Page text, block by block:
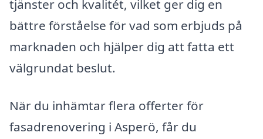
tjänster och kvalitét, vilket ger dig en
bättre förståelse för vad som erbjuds på
marknaden och hjälper dig att fatta ett
välgrundat beslut.
När du inhämtar flera offerter för
fasadrenovering i Asperö, får du